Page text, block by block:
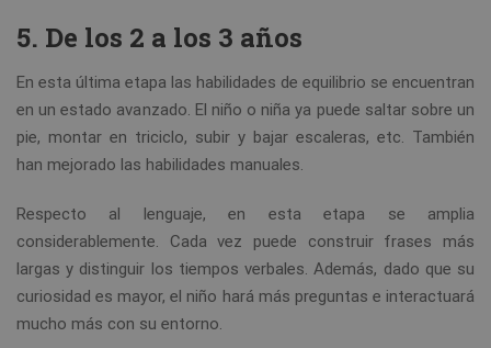
5. De los 2 a los 3 años
En esta última etapa las habilidades de equilibrio se encuentran
en un estado avanzado. El niño o niña ya puede saltar sobre un
pie, montar en triciclo, subir y bajar escaleras, etc. También
han mejorado las habilidades manuales.
Respecto al lenguaje, en esta etapa se amplia
considerablemente. Cada vez puede construir frases más
largas y distinguir los tiempos verbales. Además, dado que su
curiosidad es mayor, el niño hará más preguntas e interactuará
mucho más con su entorno.